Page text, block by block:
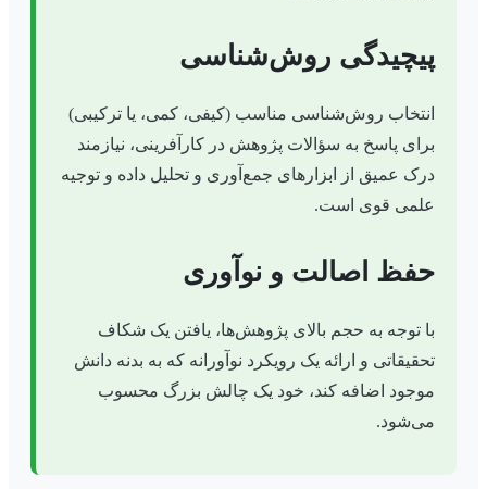
پیچیدگی روش‌شناسی
انتخاب روش‌شناسی مناسب (کیفی، کمی، یا ترکیبی)
برای پاسخ به سؤالات پژوهش در کارآفرینی، نیازمند
درک عمیق از ابزارهای جمع‌آوری و تحلیل داده و توجیه
علمی قوی است.
حفظ اصالت و نوآوری
با توجه به حجم بالای پژوهش‌ها، یافتن یک شکاف
تحقیقاتی و ارائه یک رویکرد نوآورانه که به بدنه دانش
موجود اضافه کند، خود یک چالش بزرگ محسوب
می‌شود.